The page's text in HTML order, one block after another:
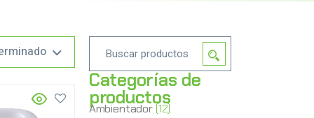
Categorías de
productos
Ambientador (12)